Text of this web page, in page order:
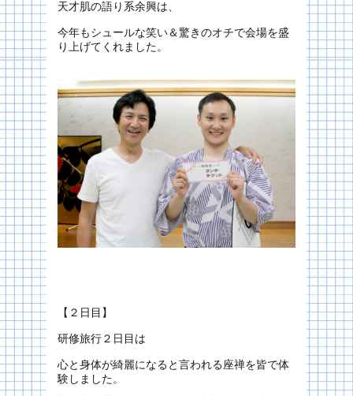
天才肌の語り系余興は、
今年もシュールな笑い＆驚きのオチで会場を盛
り上げてくれました。
【２日目】
研修旅行２日目は
心と身体が綺麗になると言われる座禅を皆で体
験しました。